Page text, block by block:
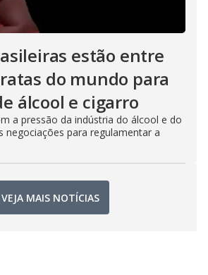
estão entre
do mundo para
álcool e cigarro
a pressão da indústria do álcool e do
negociações para regulamentar a
VEJA MAIS NOTÍCIAS